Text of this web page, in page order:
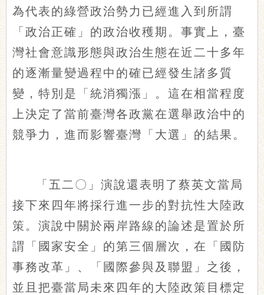
為代表的綠營政治勢力已經進入到所謂
「政治正確」的政治收穫期。事實上，臺
灣社會意識形態與政治生態在近二十多年
的逐漸量變過程中的確已經發生諸多質
變，特別是「統消獨漲」。這在相當程度
上決定了當前臺灣各政黨在選舉政治中的
競爭力，進而影響臺灣「大選」的結果。
「五二〇」演說還表明了蔡英文當局
接下來四年將採行進一步的對抗性大陸政
策。演說中關於兩岸路線的論述是置於所
謂「國家安全」的第三個層次，在「國防
事務改革」、「國際參與及聯盟」之後，
並且把臺當局未來四年的大陸政策目標定